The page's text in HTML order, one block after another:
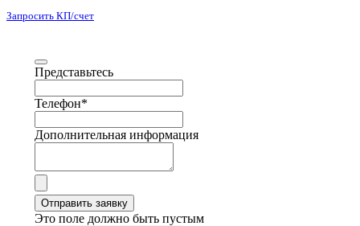
Запросить КП/счет
Представьтесь
Телефон*
Дополнительная информация
Отправить заявку
Это поле должно быть пустым